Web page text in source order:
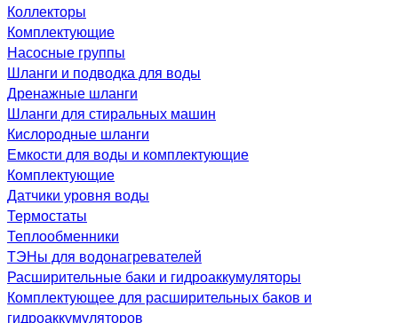
Коллекторы
Комплектующие
Насосные группы
Шланги и подводка для воды
Дренажные шланги
Шланги для стиральных машин
Кислородные шланги
Емкости для воды и комплектующие
Комплектующие
Датчики уровня воды
Термостаты
Теплообменники
ТЭНы для водонагревателей
Расширительные баки и гидроаккумуляторы
Комплектующее для расширительных баков и
гидроаккумуляторов